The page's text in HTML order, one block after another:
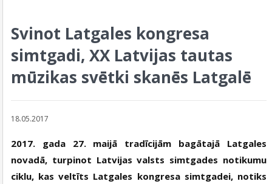
Svinot Latgales kongresa
simtgadi, XX Latvijas tautas
mūzikas svētki skanēs Latgalē
18.05.2017
2017. gada 27. maijā tradīcijām bagātajā Latgales
novadā, turpinot Latvijas valsts simtgades notikumu
ciklu, kas veltīts Latgales kongresa simtgadei, notiks